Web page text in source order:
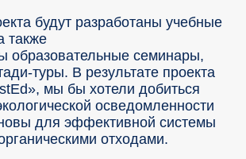
будут разработаны учебные
также
образовательные семинары,
туры. В результате проекта
мы бы хотели добиться
осведомленности
для эффективной системы
отходами.